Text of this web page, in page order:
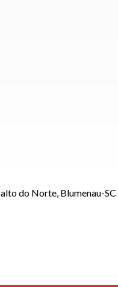
do Norte, Blumenau-SC